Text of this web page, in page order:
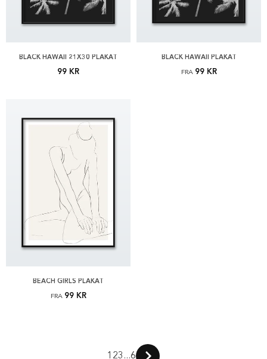
BLACK HAWAII 21X30 PLAKAT
99 KR
BLACK HAWAII PLAKAT
FRA 99 KR
BEACH GIRLS PLAKAT
FRA 99 KR
1 23 ...6